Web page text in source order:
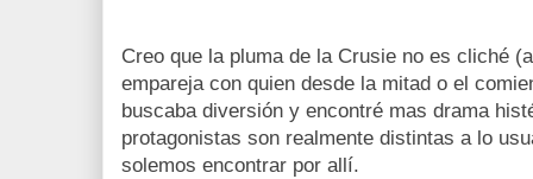
Creo que la pluma de la Crusie no es cliché
empareja con quien desde la mitad o el
buscaba diversión y encontré mas drama
protagonistas son realmente distintas a lo
solemos encontrar por allí.